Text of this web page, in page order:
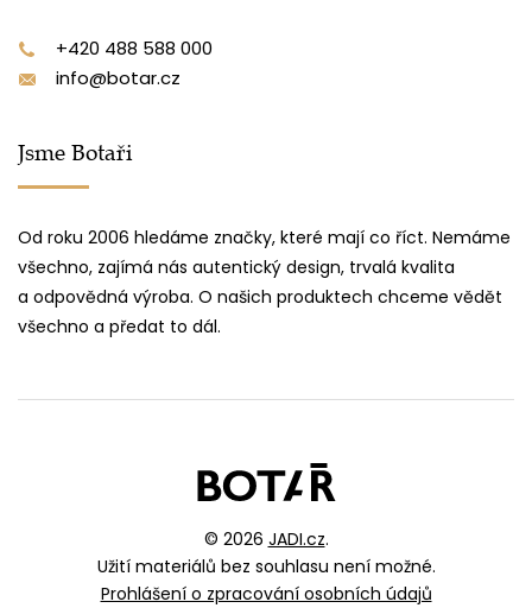
+420 488 588 000
info@botar.cz
Jsme Botaři
Od roku 2006 hledáme značky, které mají co říct. Nemáme
všechno, zajímá nás autentický design, trvalá kvalita
a odpovědná výroba. O našich produktech chceme vědět
všechno a předat to dál.
© 2026 JADI.cz.
Užití materiálů bez souhlasu není možné.
Prohlášení o zpracování osobních údajů